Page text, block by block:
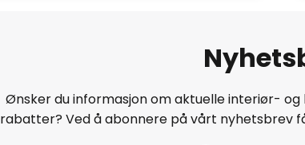
Ønsker du informasjon om aktuelle interiør-
rabatter? Ved å abonnere på vårt nyhetsbrev